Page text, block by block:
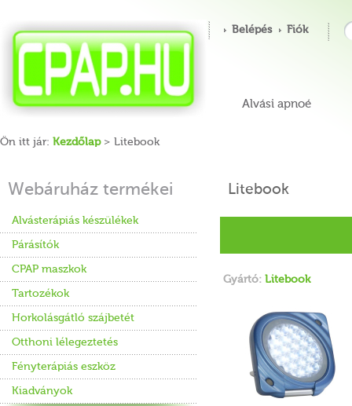
Belépés Fiók
Alvási apnoé
Ön itt jár: Kezdőlap> Litebook
Webáruház termékei
Alvásterápiás készülékek
Párásítók
CPAP maszkok
Tartozékok
Horkolásgátló szájbetét
Otthoni lélegeztetés
Fényterápiás eszköz
Kiadványok
Litebook
Gyártó: Litebook